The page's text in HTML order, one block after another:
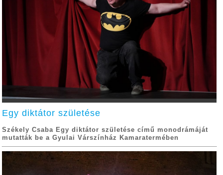
Egy diktátor születése
Székely Csaba Egy diktátor születése című monodrámáját
mutatták be a Gyulai Várszínház Kamaratermében